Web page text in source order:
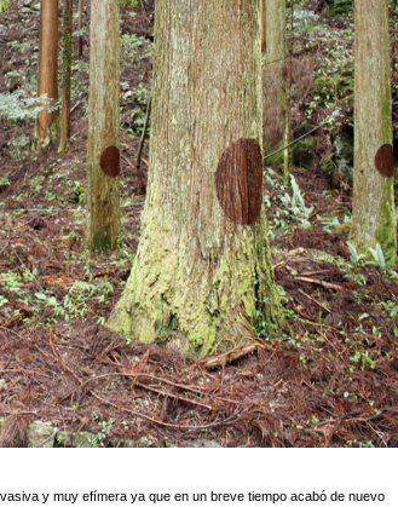
y muy efímera ya que en un breve tiempo acabó de nuevo